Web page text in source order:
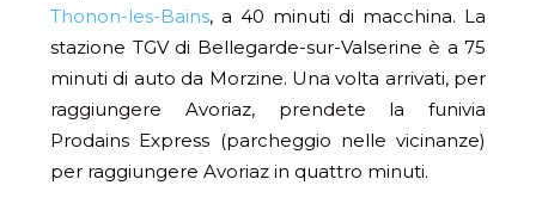
Thonon-les-Bains, a 40 minuti di macchina. La
stazione TGV di Bellegarde-sur-Valserine è a 75
minuti di auto da Morzine. Una volta arrivati, per
raggiungere Avoriaz, prendete la funivia
Prodains Express (parcheggio nelle vicinanze)
per raggiungere Avoriaz in quattro minuti.